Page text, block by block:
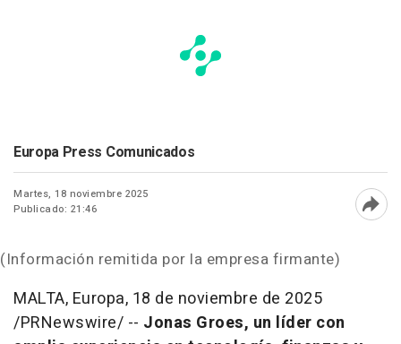
Europa Press Comunicados
Martes, 18 noviembre 2025
Publicado: 21:46
(Información remitida por la empresa firmante)
MALTA, Europa, 18 de noviembre de 2025
/PRNewswire/ -- Jonas Groes, un líder con